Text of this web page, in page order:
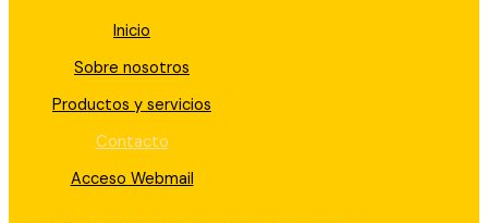
Inicio
Sobre nosotros
Productos y servicios
Contacto
Acceso Webmail